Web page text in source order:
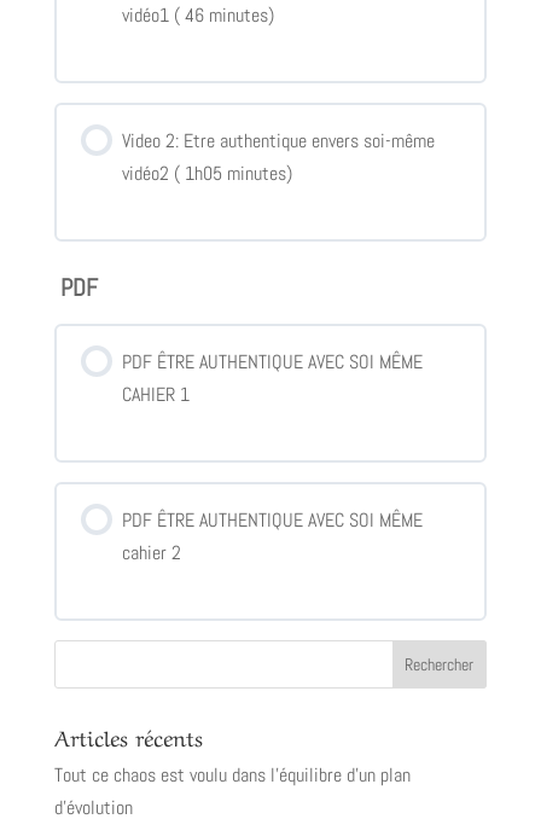
vidéo1 ( 46 minutes)
Video 2: Etre authentique envers soi-même
vidéo2 ( 1h05 minutes)
PDF
PDF ÊTRE AUTHENTIQUE AVEC SOI MÊME
CAHIER 1
PDF ÊTRE AUTHENTIQUE AVEC SOI MÊME
cahier 2
Articles récents
Tout ce chaos est voulu dans l’équilibre d’un plan
d’évolution